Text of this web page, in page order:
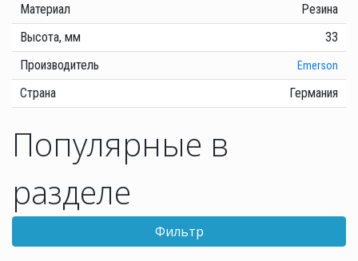
Материал
Резина
Высота, мм
33
Производитель
Emerson
Страна Германия
Популярные в
разделе
Фильтр